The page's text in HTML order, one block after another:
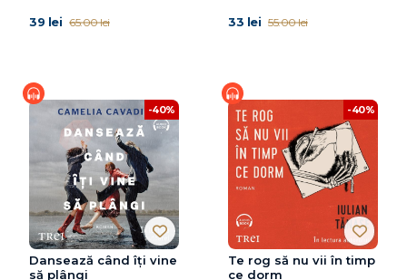
39 lei 65.00 lei 33 lei 55.00 lei
-40%
Dansează când îți vine
să plângi
-40%
Te rog să nu vii în timp
ce dorm